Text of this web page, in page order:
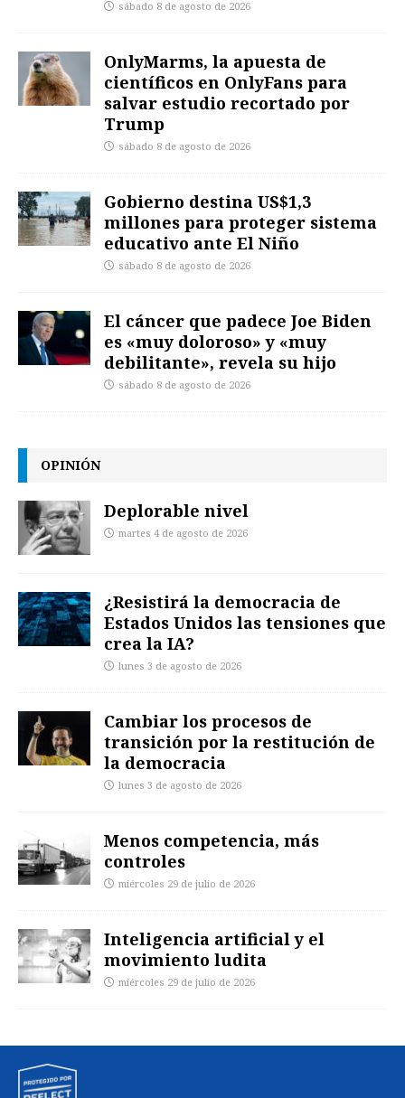
sábado 8 de agosto de 2026
OnlyMarms, la apuesta de
científicos en OnlyFans para
salvar estudio recortado por
Trump
sábado 8 de agosto de 2026
Gobierno destina US$1,3
millones para proteger sistema
educativo ante El Niño
sábado 8 de agosto de 2026
El cáncer que padece Joe Biden
es «muy doloroso» y «muy
debilitante», revela su hijo
sábado 8 de agosto de 2026
OPINIÓN
Deplorable nivel
martes 4 de agosto de 2026
¿Resistirá la democracia de
Estados Unidos las tensiones que
crea la IA?
lunes 3 de agosto de 2026
Cambiar los procesos de
transición por la restitución de
la democracia
lunes 3 de agosto de 2026
Menos competencia, más
controles
miércoles 29 de julio de 2026
Inteligencia artificial y el
movimiento ludita
miércoles 29 de julio de 2026